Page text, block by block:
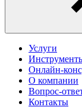
Услуги
Онлайн-
О компании
Вопрос-
Контакты